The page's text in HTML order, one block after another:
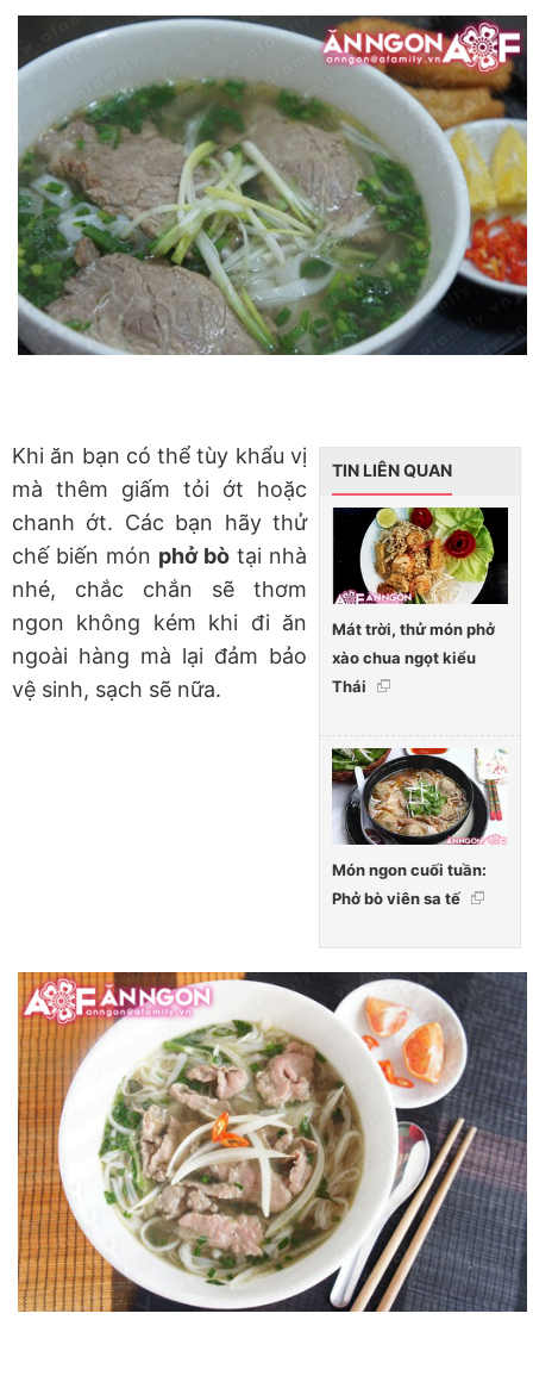
TIN LIÊN QUAN
Mát trời, thử món phở
xào chua ngọt kiểu
Thái
Món ngon cuối tuần:
Phở bò viên sa tế
Khi ăn bạn có thể tùy khẩu vị
mà thêm giấm tỏi ớt hoặc
chanh ớt. Các bạn hãy thử
chế biến món phở bò tại nhà
nhé, chắc chắn sẽ thơm
ngon không kém khi đi ăn
ngoài hàng mà lại đảm bảo
vệ sinh, sạch sẽ nữa.